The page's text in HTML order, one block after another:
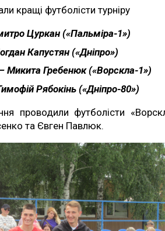
кращі футболісти турніру
Цуркан («Пальміра-1»)
Капустян («Дніпро»)
Микита Гребенюк («Ворскла-1»)
Рябокінь («Дніпро-80»)
проводили футболісти
та Євген Павлюк.